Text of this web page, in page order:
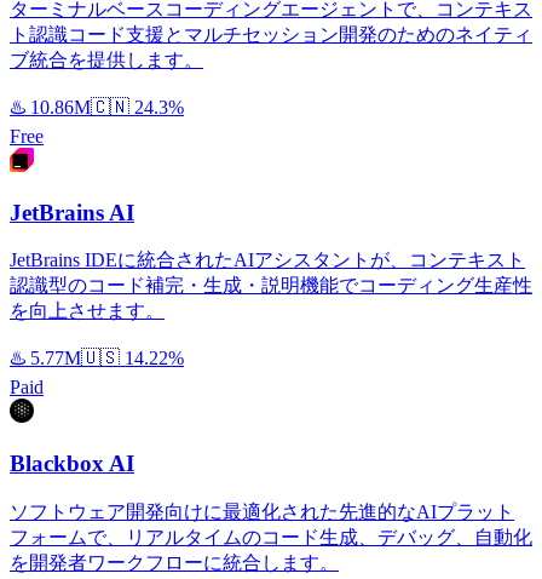
ターミナルベースコーディングエージェントで、コンテキス
ト認識コード支援とマルチセッション開発のためのネイティ
ブ統合を提供します。
♨️ 10.86M🇨🇳 24.3%
Free
JetBrains AI
JetBrains IDEに統合されたAIアシスタントが、コンテキスト
認識型のコード補完・生成・説明機能でコーディング生産性
を向上させます。
♨️ 5.77M🇺🇸 14.22%
Paid
Blackbox AI
ソフトウェア開発向けに最適化された先進的なAIプラット
フォームで、リアルタイムのコード生成、デバッグ、自動化
を開発者ワークフローに統合します。